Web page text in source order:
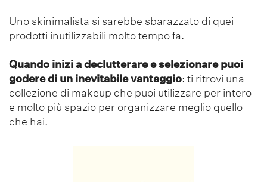
Uno skinimalista si sarebbe sbarazzato di quei
prodotti inutilizzabili molto tempo fa.
Quando inizi a declutterare e selezionare puoi
godere di un inevitabile vantaggio: ti ritrovi una
collezione di makeup che puoi utilizzare per intero
e molto più spazio per organizzare meglio quello
che hai.